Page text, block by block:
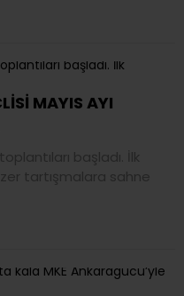
MAYIS AYI
başladı. İlk
tartışmalara sahne